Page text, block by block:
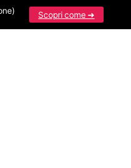
Scopri come ➜